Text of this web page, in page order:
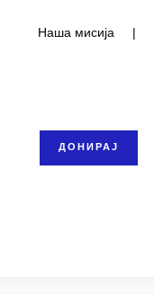
Наша мисија |
ДОНИРАЈ